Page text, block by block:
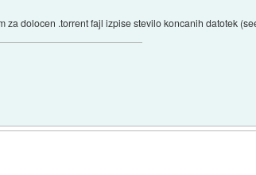
za dolocen .torrent fajl izpise stevilo koncanih datotek